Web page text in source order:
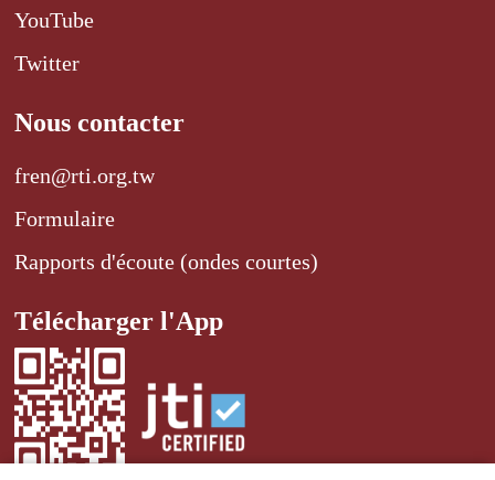
YouTube
Twitter
Nous contacter
fren@rti.org.tw
Formulaire
Rapports d'écoute (ondes courtes)
Télécharger l'App